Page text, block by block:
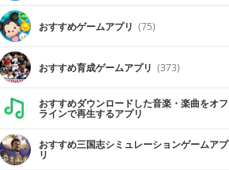
おすすめゲームアプリ (75)
おすすめ育成ゲームアプリ (373)
おすすめダウンロードした音楽・楽曲をオフ
ラインで再生するアプリ
おすすめ三国志シミュレーションゲームアプ
リ